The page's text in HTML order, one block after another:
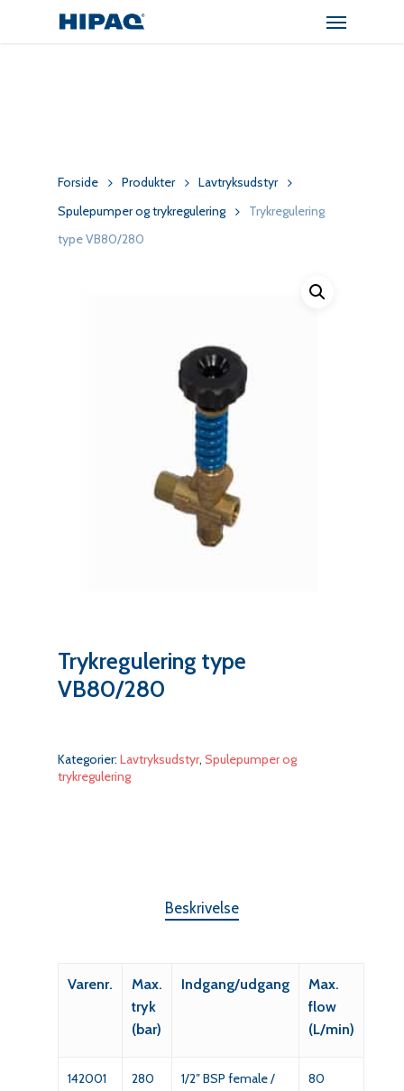
Menu
Forside Produkter
Lavtryksudstyr
Spulepumper og trykregulering
Trykregulering
type VB80/280
Trykregulering type
VB80/280
Kategorier: Lavtryksudstyr, Spulepumper og
trykregulering
Beskrivelse
Varenr.
Max.
tryk
(bar)
Indgang/udgang
Max.
flow
(L/min)
142001 280
1/2″ BSP female /
80